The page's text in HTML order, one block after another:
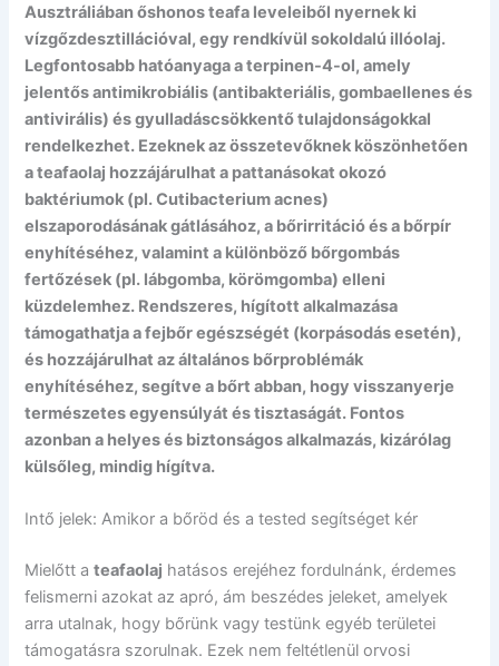
Ausztráliában őshonos teafa leveleiből nyernek ki
vízgőzdesztillációval, egy rendkívül sokoldalú illóolaj.
Legfontosabb hatóanyaga a terpinen-4-ol, amely
jelentős antimikrobiális (antibakteriális, gombaellenes és
antivirális) és gyulladáscsökkentő tulajdonságokkal
rendelkezhet. Ezeknek az összetevőknek köszönhetően
a teafaolaj hozzájárulhat a pattanásokat okozó
baktériumok (pl. Cutibacterium acnes)
elszaporodásának gátlásához, a bőrirritáció és a bőrpír
enyhítéséhez, valamint a különböző bőrgombás
fertőzések (pl. lábgomba, körömgomba) elleni
küzdelemhez. Rendszeres, hígított alkalmazása
támogathatja a fejbőr egészségét (korpásodás esetén),
és hozzájárulhat az általános bőrproblémák
enyhítéséhez, segítve a bőrt abban, hogy visszanyerje
természetes egyensúlyát és tisztaságát. Fontos
azonban a helyes és biztonságos alkalmazás, kizárólag
külsőleg, mindig hígítva.
Intő jelek: Amikor a bőröd és a tested segítséget kér
Mielőtt ateafaolaj hatásos erejéhez fordulnánk, érdemes
felismerni azokat az apró, ám beszédes jeleket, amelyek
arra utalnak, hogy bőrünk vagy testünk egyéb területei
támogatásra szorulnak. Ezek nem feltétlenül orvosi